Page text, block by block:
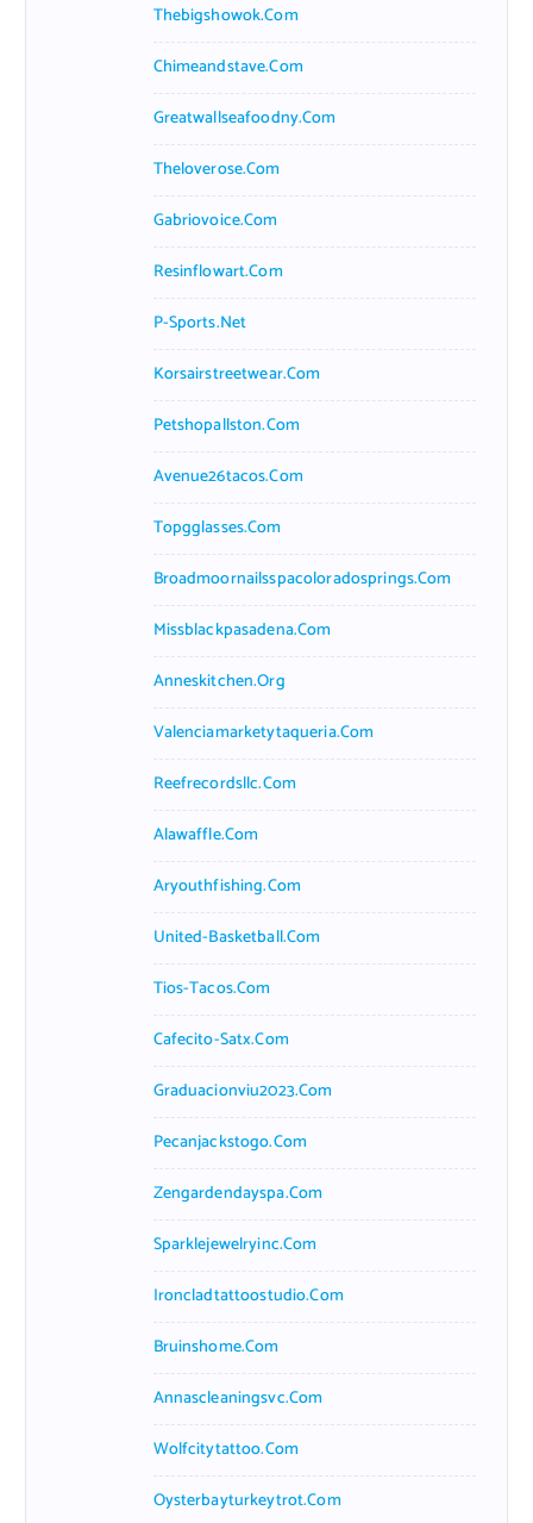
Thebigshowok.com
Chimeandstave.com
Greatwallseafoodny.com
Theloverose.com
Gabriovoice.com
Resinflowart.com
P-Sports.net
Korsairstreetwear.com
Petshopallston.com
Avenue26tacos.com
Topgglasses.com
Broadmoornailsspacoloradosprings.com
Missblackpasadena.com
Anneskitchen.org
Valenciamarketytaqueria.com
Reefrecordsllc.com
Alawaffle.com
Aryouthfishing.com
United-Basketball.com
Tios-Tacos.com
Cafecito-Satx.com
Graduacionviu2023.com
Pecanjackstogo.com
Zengardendayspa.com
Sparklejewelryinc.com
Ironcladtattoostudio.com
Bruinshome.com
Annascleaningsvc.com
Wolfcitytattoo.com
Oysterbayturkeytrot.com